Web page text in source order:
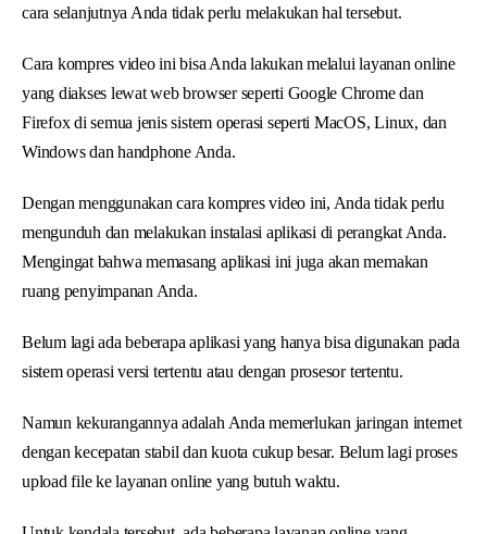
cara selanjutnya Anda tidak perlu melakukan hal tersebut.
Cara kompres video ini bisa Anda lakukan melalui layanan online
yang diakses lewat web browser seperti Google Chrome dan
Firefox di semua jenis sistem operasi seperti MacOS, Linux, dan
Windows dan handphone Anda.
Dengan menggunakan cara kompres video ini, Anda tidak perlu
mengunduh dan melakukan instalasi aplikasi di perangkat Anda.
Mengingat bahwa memasang aplikasi ini juga akan memakan
ruang penyimpanan Anda.
Belum lagi ada beberapa aplikasi yang hanya bisa digunakan pada
sistem operasi versi tertentu atau dengan prosesor tertentu.
Namun kekurangannya adalah Anda memerlukan jaringan internet
dengan kecepatan stabil dan kuota cukup besar. Belum lagi proses
upload file ke layanan online yang butuh waktu.